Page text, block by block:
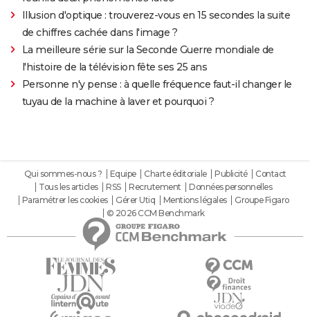
Illusion d'optique : trouverez-vous en 15 secondes la suite
de chiffres cachée dans l'image ?
La meilleure série sur la Seconde Guerre mondiale de
l'histoire de la télévision fête ses 25 ans
Personne n'y pense : à quelle fréquence faut-il changer le
tuyau de la machine à laver et pourquoi ?
Qui sommes-nous ? Equipe Charte éditoriale Publicité
Contact
Tous les articles
RSS Recrutement
Données personnelles
Paramétrer les cookies
Gérer Utiq Mentions légales
Groupe Figaro
© 2026 CCM Benchmark